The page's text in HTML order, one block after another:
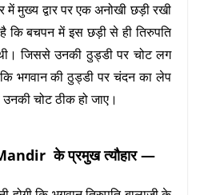
में मुख्य द्वार पर एक अनोखी छड़ी रखी
कि बचपन में इस छड़ी से ही तिरुपति
थी। जिससे उनकी ठुड्डी पर चोट लग
भगवान की ठुड्डी पर चंदन का लेप
चोट ठीक हो जाए।
के प्रमुख त्यौहार —